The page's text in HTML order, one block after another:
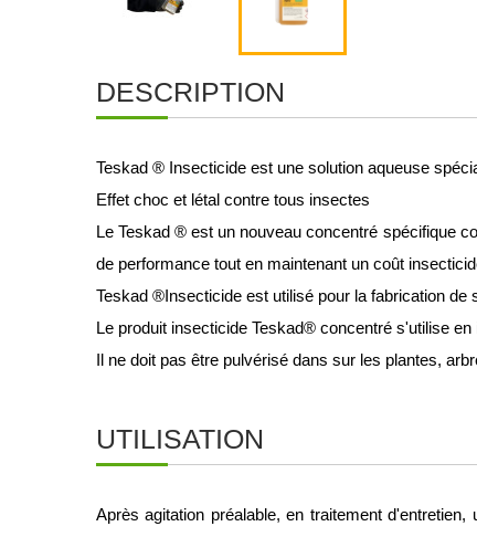
DESCRIPTION
Teskad ® Insecticide est une solution aqueuse
Effet choc et létal contre tous insectes
Le Teskad ® est un nouveau concentré spécifique
de performance tout en maintenant un coût
Teskad ®Insecticide est utilisé pour la fabrication de
Le produit insecticide Teskad® concentré s'utilise
Il ne doit pas être pulvérisé dans sur les plantes,
UTILISATION
Après agitation préalable, en traitement